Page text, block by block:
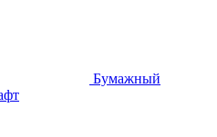
Бумажный